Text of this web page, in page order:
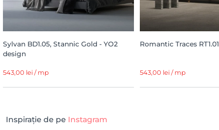
Sylvan BD1.05, Stannic Gold - YO2
design
543,00 lei / mp
Romantic Traces
543,00 lei / mp
Inspirație de pe Instagram